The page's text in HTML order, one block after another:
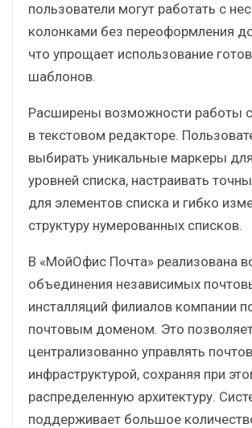
пользователи могут работать с
колонками без переоформления
что упрощает использование
шаблонов.
Расширены возможности работы
в текстовом редакторе.
выбирать уникальные маркеры
уровней списка, настраивать
для элементов списка и гибко
структуру нумерованных списков.
В «МойОфис Почта» реализована
объединения независимых
инсталляций филиалов компании
почтовым доменом. Это
централизованно управлять
инфраструктурой, сохраняя при
распределенную архитектуру.
поддерживает большое